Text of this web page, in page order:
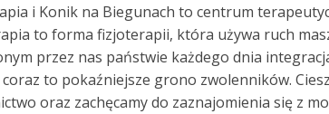
i Konik na Biegunach to centrum
to forma fizjoterapii, która używa ruch
przez nas państwie każdego dnia
to pokaźniejsze grono zwolenników.
oraz zachęcamy do zaznajomienia się z